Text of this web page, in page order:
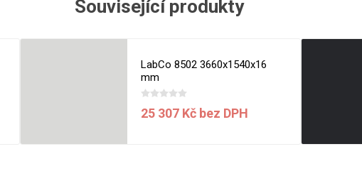
Související produkty
LabCo 8502 3660x1540x16
mm
25 307 Kč bez DPH